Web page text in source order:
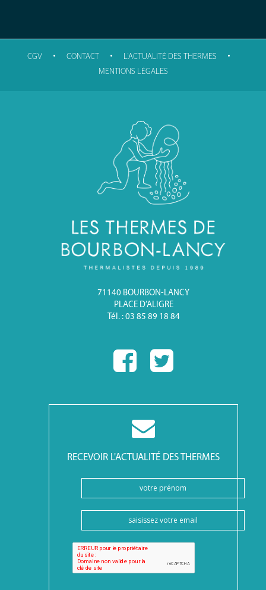
CGV • CONTACT • L'ACTUALITÉ DES THERMES •
MENTIONS LÉGALES
71140 BOURBON-LANCY
PLACE D’ALIGRE
Tél. : 03 85 89 18 84
RECEVOIR L'ACTUALITÉ DES THERMES